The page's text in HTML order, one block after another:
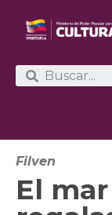
Filven
El